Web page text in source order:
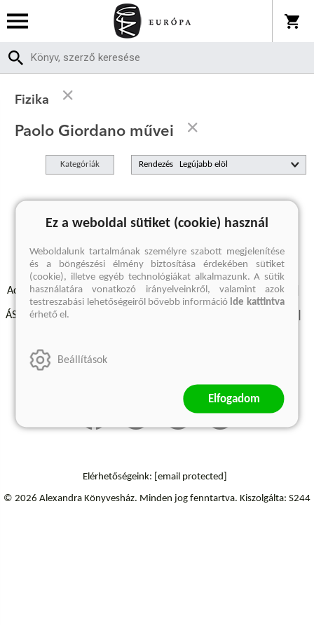
Fizika
Paolo Giordano művei
Kategóriák Rendezés
A keresett kifejezésre nincs találat
Adatvédelmi szabályzatok Elállási felmondási nyilatkozat
ÁSZF - Vásárlási feltételek
Szállítási információk
Elérhetőségeink: [email protected]
© 2026 Alexandra Könyvesház. Minden jog fenntartva. Kiszolgálta: S244
Ez a weboldal sütiket (cookie) használ
Weboldalunk tartalmának személyre szabott megjelenítése
és a böngészési élmény biztosítása érdekében sütiket
(cookie), illetve egyéb technológiákat alkalmazunk. A sütik
használatára vonatkozó irányelveinkről, valamint azok
testreszabási lehetőségeiről bővebb információide kattintva
érhető el.
Beállítások
Elfogadom